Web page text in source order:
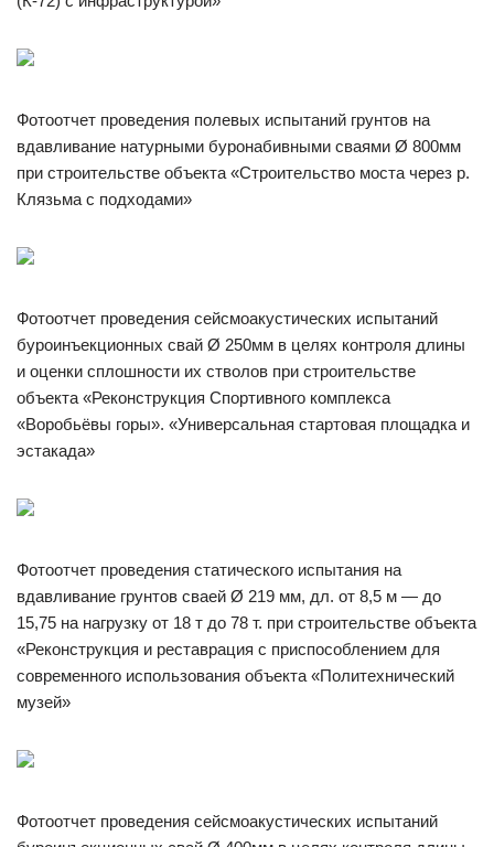
Фотоотчет проведения полевых испытаний грунтов на
вдавливание натурными буронабивными сваями Ø 800мм
при строительстве объекта «Строительство моста через р.
Клязьма с подходами»
Фотоотчет проведения сейсмоакустических испытаний
буроинъекционных свай Ø 250мм в целях контроля длины
и оценки сплошности их стволов при строительстве
объекта «Реконструкция Спортивного комплекса
«Воробьёвы горы». «Универсальная стартовая площадка и
эстакада»
Фотоотчет проведения статического испытания на
вдавливание грунтов сваей Ø 219 мм, дл. от 8,5 м — до
15,75 на нагрузку от 18 т до 78 т. при строительстве объекта
«Реконструкция и реставрация с приспособлением для
современного использования объекта «Политехнический
музей»
Фотоотчет проведения сейсмоакустических испытаний